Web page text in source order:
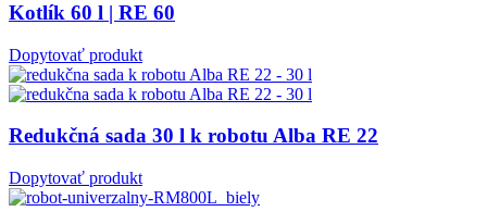
Kotlík 60 l | RE 60
Dopytovať produkt
Redukčná sada 30 l k robotu Alba RE 22
Dopytovať produkt